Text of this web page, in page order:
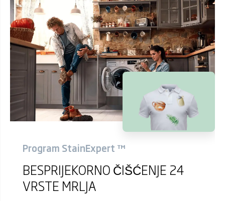
Program StainExpert ™
BESPRIJEKORNO ČIŠĆENJE 24
VRSTE MRLJA